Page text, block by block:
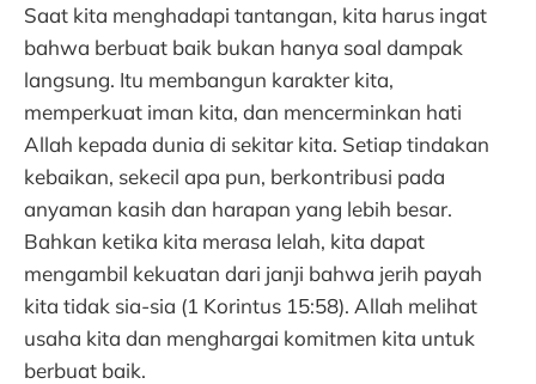
Saat kita menghadapi tantangan, kita harus ingat
bahwa berbuat baik bukan hanya soal dampak
langsung. Itu membangun karakter kita,
memperkuat iman kita, dan mencerminkan hati
Allah kepada dunia di sekitar kita. Setiap tindakan
kebaikan, sekecil apa pun, berkontribusi pada
anyaman kasih dan harapan yang lebih besar.
Bahkan ketika kita merasa lelah, kita dapat
mengambil kekuatan dari janji bahwa jerih payah
kita tidak sia-sia (1 Korintus 15:58). Allah melihat
usaha kita dan menghargai komitmen kita untuk
berbuat baik.